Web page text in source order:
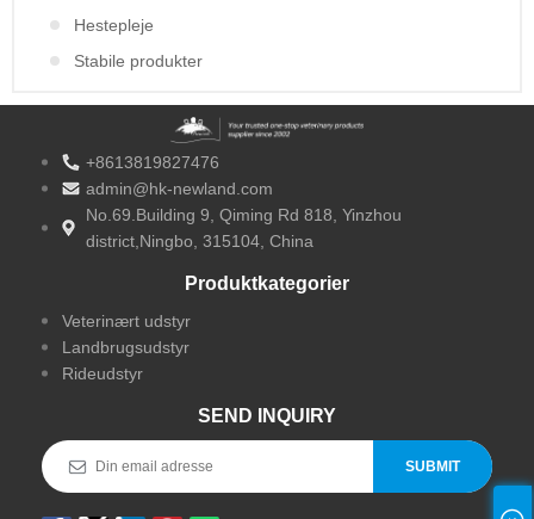
Hestepleje
Stabile produkter
+8613819827476
admin@hk-newland.com
No.69.Building 9, Qiming Rd 818, Yinzhou
district,Ningbo, 315104, China
Produktkategorier
Veterinært udstyr
Landbrugsudstyr
Rideudstyr
SEND INQUIRY
SUBMIT